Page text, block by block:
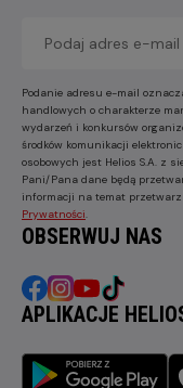
Podanie adresu e-mail
handlowych o charakterze
wydarzeń i konkursów
środków komunikacji
osobowych jest Helios S.A. z
Pani/Pana dane będą
informacji na temat
Prywatności.
OBSERWUJ NAS
APLIKACJE